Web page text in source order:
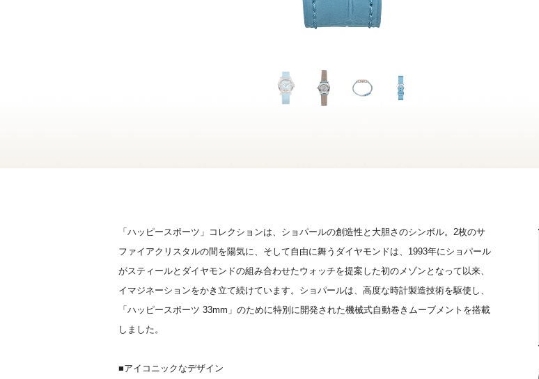
「ハッピースポーツ」コレクションは、ショパールの創造性と大胆さのシンボル。2枚のサ
ファイアクリスタルの間を陽気に、そして自由に舞うダイヤモンドは、1993年にショパール
がスティールとダイヤモンドの組み合わせたウォッチを提案した初のメゾンとなって以来、
イマジネーションをかき立て続けています。ショパールは、高度な時計製造技術を駆使し、
「ハッピースポーツ 33mm」のために特別に開発された機械式自動巻きムーブメントを搭載
しました。
■アイコニックなデザイン